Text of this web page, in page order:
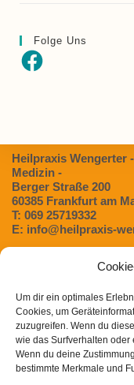
Um dir ein optimales
Cookies, um
zuzugreifen. Wenn du
wie das Surfverhalten
Wenn du deine
bestimmte Merkmale und
Folge Uns
Facebook
Heilpraxis Wengerter
Medizin -
Berger Straße 200
60385 Frankfurt am
T: 069 25719332
E: info@heilpraxis-
unterschätzte
Magen- /
Chinesische